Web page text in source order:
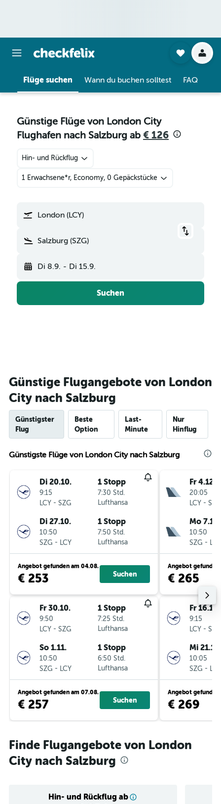
Flüge suchen Wann du buchen solltest FAQ
Günstige Flüge von London City
Flughafen nach Salzburg ab € 126
Hin- und Rückflug
1 Erwachsene*r, Economy, 0 Gepäckstücke
London (LCY)
Salzburg (SZG)
Di 8.9. - Di 15.9.
Suchen
Günstige Flugangebote von London
City nach Salzburg
Günstigster
Flug
Beste
Option
Last-
Minute
Nur
Hinflug
Günstigste Flüge von London City nach Salzburg
Di 20.10.
9:15
LCY - SZG
1 Stopp
7:30 Std.
Lufthansa
Di 27.10.
10:50
SZG - LCY
1 Stopp
7:50 Std.
Lufthansa
Angebot gefunden am 04.08.
€ 253 Suchen
Fr 30.10.
9:50
LCY - SZG
1 Stopp
7:25 Std.
Lufthansa
So 1.11.
10:50
SZG - LCY
1 Stopp
6:50 Std.
Lufthansa
Angebot gefunden am 07.08.
€ 257 Suchen
Fr 4.12.
20:05
LCY - SZG
Mo 7.12.
10:50
SZG - LCY
Angebot gefunden
€ 265
Fr 16.10.
9:15
LCY - SZG
Mi 21.10.
10:05
SZG - LCY
Angebot gefunden
€ 269
Finde Flugangebote von London
City nach Salzburg
Hin- und Rückflug ab